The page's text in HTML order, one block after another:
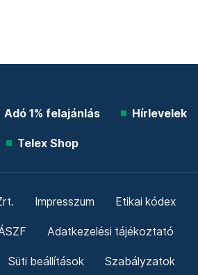
Adó 1% felajánlás Hírlevelek
Telex Shop
Impresszum Etikai kódex
Adatkezelési tájékoztató
Süti beállítások Szabályzatok